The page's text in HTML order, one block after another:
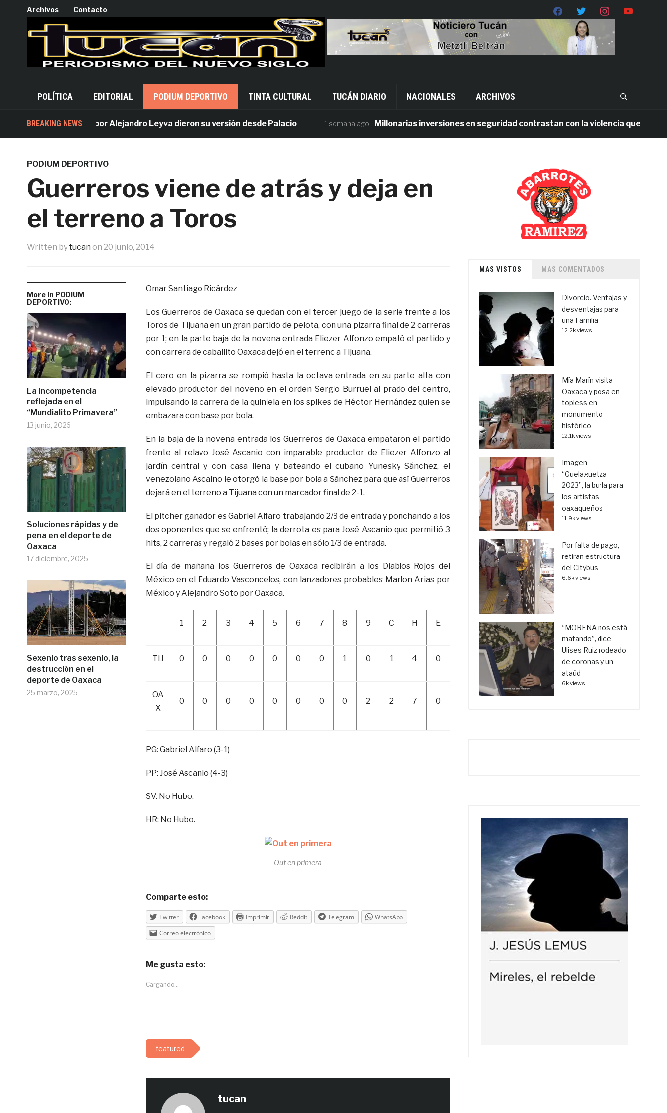
Archivos Contacto
POLÍTICA EDITORIAL PODIUM DEPORTIVO TINTA CULTURAL TUCÁN DIARIO NACIONALES ARCHIVOS
BREAKING NEWS
Acusados por Alejandro Leyva dieron su versión desde Palacio 1 semana ago Millonarias inversiones en seguridad contrastan con la violencia que persiste en
PODIUM DEPORTIVO
Guerreros viene de atrás y deja en
el terreno a Toros
Written by tucan on 20 junio, 2014
More in PODIUM
DEPORTIVO:
La incompetencia
reflejada en el
“Mundialito Primavera”
13 junio, 2026
Soluciones rápidas y de
pena en el deporte de
Oaxaca
17 diciembre, 2025
Sexenio tras sexenio, la
destrucción en el
deporte de Oaxaca
25 marzo, 2025
Omar Santiago Ricárdez
Los Guerreros de Oaxaca se quedan con el tercer juego de la serie frente a los
Toros de Tijuana en un gran partido de pelota, con una pizarra final de 2 carreras
por 1; en la parte baja de la novena entrada Eliezer Alfonzo empató el partido y
con carrera de caballito Oaxaca dejó en el terreno a Tijuana.
El cero en la pizarra se rompió hasta la octava entrada en su parte alta con
elevado productor del noveno en el orden Sergio Burruel al prado del centro,
impulsando la carrera de la quiniela en los spikes de Héctor Hernández quien se
embazara con base por bola.
En la baja de la novena entrada los Guerreros de Oaxaca empataron el partido
frente al relavo José Ascanio con imparable productor de Eliezer Alfonzo al
jardín central y con casa llena y bateando el cubano Yunesky Sánchez, el
venezolano Ascaino le otorgó la base por bola a Sánchez para que así Guerreros
dejará en el terreno a Tijuana con un marcador final de 2-1.
El pitcher ganador es Gabriel Alfaro trabajando 2/3 de entrada y ponchando a los
dos oponentes que se enfrentó; la derrota es para José Ascanio que permitió 3
hits, 2 carreras y regaló 2 bases por bolas en sólo 1/3 de entrada.
El día de mañana los Guerreros de Oaxaca recibirán a los Diablos Rojos del
México en el Eduardo Vasconcelos, con lanzadores probables Marlon Arias por
México y Alejandro Soto por Oaxaca.
1 2 3 4 5 6 7 8 9 C H E
TIJ 0 0 0 0 0 0 0 1 0 1 4 0
OA
X
0 0 0 0 0 0 0 0 2 2 7 0
PG: Gabriel Alfaro (3-1)
PP: José Ascanio (4-3)
SV: No Hubo.
HR: No Hubo.
Out en primera
Comparte esto:
Twitter Facebook Imprimir Reddit Telegram
WhatsApp
Correo electrónico
Me gusta esto:
Cargando...
featured
tucan
MAS VISTOS MAS COMENTADOS
Divorcio. Ventajas y
desventajas para
una Familia
12.2k views
Mía Marín visita
Oaxaca y posa en
topless en
monumento
histórico
12.1k views
Imagen
“Guelaguetza
2023”, la burla para
los artistas
oaxaqueños
11.9k views
Por falta de pago,
retiran estructura
del Citybus
6.6k views
“MORENA nos está
matando”, dice
Ulises Ruiz rodeado
de coronas y un
ataúd
6k views